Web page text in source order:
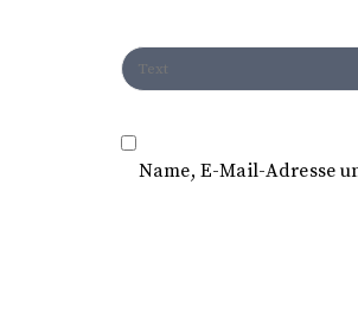
Name, E-Mail-Adresse